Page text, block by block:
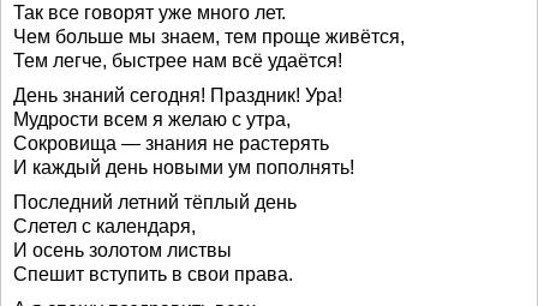
Так все говорят уже много лет.
Чем больше мы знаем, тем проще живётся,
Тем легче, быстрее нам всё удаётся!
День знаний сегодня! Праздник! Ура!
Мудрости всем я желаю с утра,
Сокровища — знания не растерять
И каждый день новыми ум пополнять!
Последний летний тёплый день
Слетел с календаря,
И осень золотом листвы
Спешит вступить в свои права.